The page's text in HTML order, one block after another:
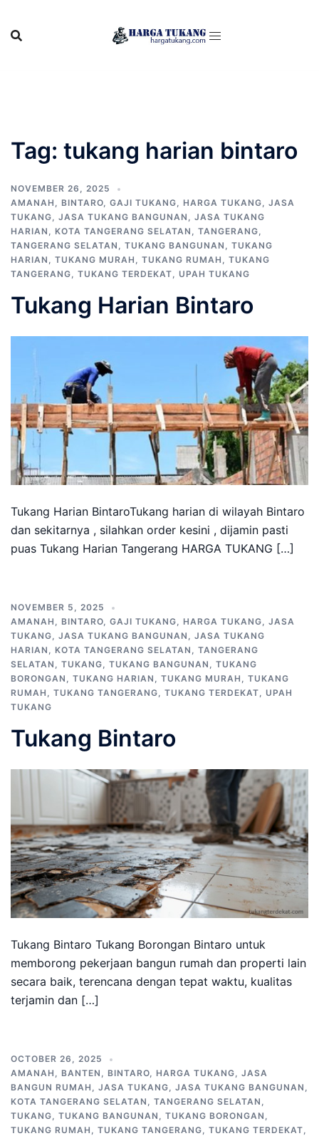
content
Tag: tukang harian bintaro
NOVEMBER 26, 2025
AMANAH , BINTARO, GAJI TUKANG, HARGA TUKANG, JASA
TUKANG, JASA TUKANG BANGUNAN , JASA TUKANG
HARIAN , KOTA TANGERANG SELATAN , TANGERANG,
TANGERANG SELATAN , TUKANG BANGUNAN , TUKANG
HARIAN , TUKANG MURAH , TUKANG RUMAH , TUKANG
TANGERANG, TUKANG TERDEKAT, UPAH TUKANG
Tukang Harian Bintaro
Tukang Harian BintaroTukang harian di wilayah Bintaro
dan sekitarnya , silahkan order kesini , dijamin pasti
puas Tukang Harian Tangerang HARGA TUKANG […]
NOVEMBER 5, 2025
AMANAH , BINTARO, GAJI TUKANG, HARGA TUKANG, JASA
TUKANG, JASA TUKANG BANGUNAN , JASA TUKANG
HARIAN , KOTA TANGERANG SELATAN , TANGERANG
SELATAN , TUKANG, TUKANG BANGUNAN , TUKANG
BORONGAN , TUKANG HARIAN , TUKANG MURAH , TUKANG
RUMAH , TUKANG TANGERANG, TUKANG TERDEKAT, UPAH
TUKANG
Tukang Bintaro
Tukang Bintaro Tukang Borongan Bintaro untuk
memborong pekerjaan bangun rumah dan properti lain
secara baik, terencana dengan tepat waktu, kualitas
terjamin dan […]
OCTOBER 26, 2025
AMANAH , BANTEN , BINTARO, HARGA TUKANG, JASA
BANGUN RUMAH , JASA TUKANG, JASA TUKANG BANGUNAN ,
KOTA TANGERANG SELATAN , TANGERANG SELATAN ,
TUKANG, TUKANG BANGUNAN , TUKANG BORONGAN ,
TUKANG RUMAH , TUKANG TANGERANG, TUKANG TERDEKAT,